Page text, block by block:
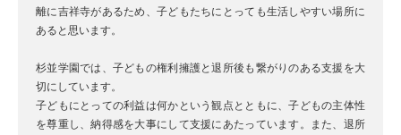
離に吉祥寺があるため、子どもたちにとっても生活しやすい場所に
あると思います。
杉並学園では、子どもの権利擁護と退所後も繋がりのある支援を大
切にしています。
子どもにとっての利益は何かという観点とともに、子どもの主体性
を尊重し、納得感を大事にして支援にあたっています。また、退所